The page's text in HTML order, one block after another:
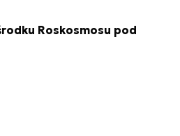
Roskosmosu pod